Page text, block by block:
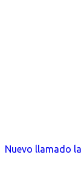
Nuevo llamado